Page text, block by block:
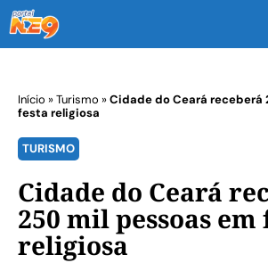
Início »Turismo »Cidade do Ceará receberá
festa religiosa
TURISMO
Cidade do Ceará
250 mil pessoas em
religiosa